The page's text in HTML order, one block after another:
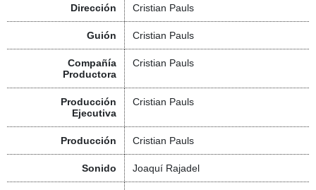
Dirección Cristian Pauls
Guión Cristian Pauls
Compañía
Productora
Cristian Pauls
Producción
Ejecutiva
Cristian Pauls
Producción Cristian Pauls
Sonido Joaquí Rajadel